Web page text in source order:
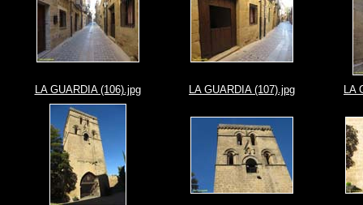
LA GUARDIA (106).jpg LA GUARDIA (107).jpg LA